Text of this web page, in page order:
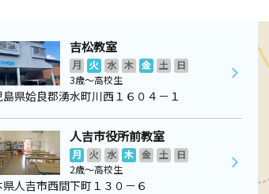
吉松教室
月 火 水 木 金 土
日
3歳～高校生
県姶良郡湧水町川西１６０４－１
人吉市役所前教室
月 火 水 木 金 土
日
2歳～高校生
人吉市西間下町１３０－６